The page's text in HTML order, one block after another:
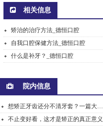
相关信息
矫治的治疗方法_德恒口腔
自我口腔保健方法_德恒口腔
什么是补牙？_德恒口腔
院内信息
想矫正牙齿还分不清牙套？一篇大白话讲明白
不止变好看，这才是矫正的真正意义